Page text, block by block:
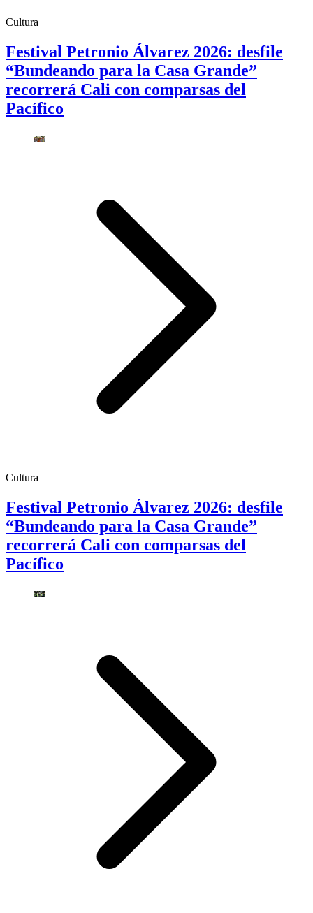
Cultura
Festival Petronio Álvarez 2026: desfile
“Bundeando para la Casa Grande”
recorrerá Cali con comparsas del
Pacífico
Cultura
Festival Petronio Álvarez 2026: desfile
“Bundeando para la Casa Grande”
recorrerá Cali con comparsas del
Pacífico